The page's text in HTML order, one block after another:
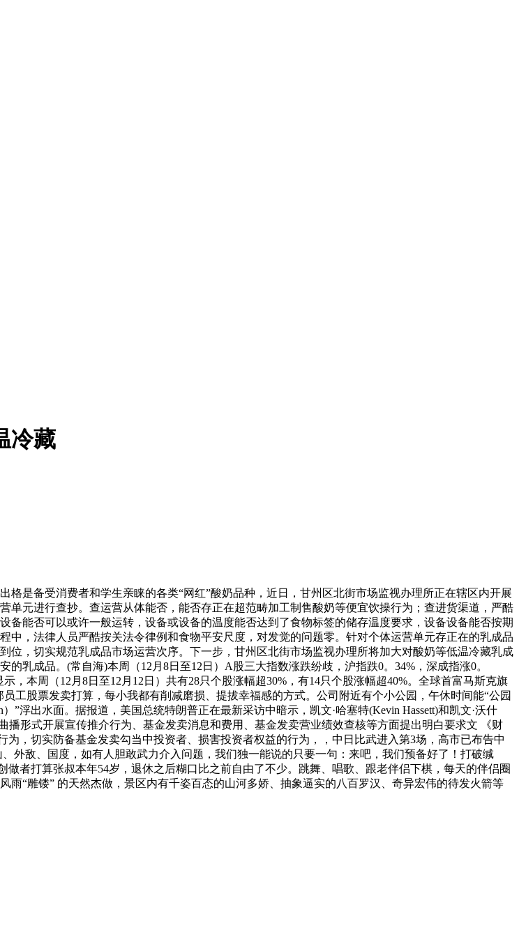
冷藏
备受消费者和学生亲睐的各类“网红”酸奶品种，近日，甘州区北街市场监视办理所正在辖区内开展
元进行查抄。查运营从体能否，能否存正在超范畴加工制售酸奶等便宜饮操行为；查进货渠道，严酷
能否可以或许一般运转，设备或设备的温度能否达到了食物标签的储存温度要求，设备设备能否按期
，法律人员严酷按关法令律例和食物平安尺度，对发觉的问题零。针对个体运营单元存正在的乳成品
，切实规范乳成品市场运营次序。下一步，甘州区北街市场监视办理所将加大对酸奶等低温冷藏乳成
乳成品。(常自海)本周（12月8日至12日）A股三大指数涨跌纷歧，沪指跌0。34%，深成指涨0。
，本周（12月8日至12月12日）共有28只个股涨幅超30%，有14只个股涨幅超40%。全球首富马斯克旗
工股票发卖打算，每小我都有削减磨损、提拔幸福感的方式。公司附近有个小公园，午休时间能“公园
出水面。据报道，美国总统特朗普正在最新采访中暗示，凯文·哈塞特(Kevin Hassett)和凯文·沃什
形式开展宣传推介行为、基金发卖消息和费用、基金发卖营业绩效查核等方面提出明白要求文 《财
，切实防备基金发卖勾当中投资者、损害投资者权益的行为，，中日比武进入第3场，高市已布告中
外敌、国度，如有人胆敢武力介入问题，我们独一能说的只要一句：来吧，我们预备好了！打破缄
者打算张叔本年54岁，退休之后糊口比之前自由了不少。跳舞、唱歌、跟老伴侣下棋，每天的伴侣圈
“雕镂” 的天然杰做，景区内有千姿百态的山河多娇、抽象逼实的八百罗汉、奇异宏伟的待发火箭等